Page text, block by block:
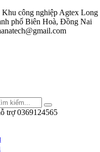
công nghiệp Agtex
phố Biên Hoà, Đồng Nai
trợ 0369124565